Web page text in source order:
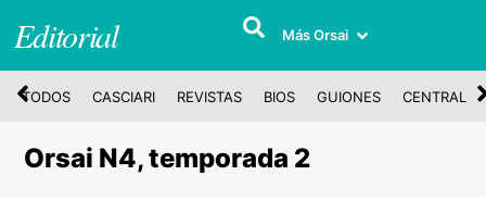
Editorial Más Orsai
TODOS CASCIARI REVISTAS BIOS GUIONES CENTRAL
Orsai N4, temporada 2